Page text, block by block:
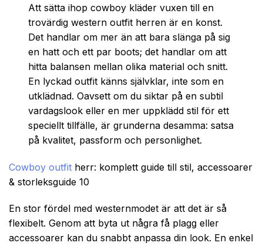
Att sätta ihop cowboy kläder vuxen till en
trovärdig western outfit herren är en konst.
Det handlar om mer än att bara slänga på sig
en hatt och ett par boots; det handlar om att
hitta balansen mellan olika material och snitt.
En lyckad outfit känns självklar, inte som en
utklädnad. Oavsett om du siktar på en subtil
vardagslook eller en mer uppklädd stil för ett
speciellt tillfälle, är grunderna desamma: satsa
på kvalitet, passform och personlighet.
Cowboy outfit herr: komplett guide till stil, accessoarer
& storleksguide 10
En stor fördel med westernmodet är att det är så
flexibelt. Genom att byta ut några få plagg eller
accessoarer kan du snabbt anpassa din look. En enkel